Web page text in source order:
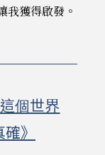
我獲得啟發。
個世界
》